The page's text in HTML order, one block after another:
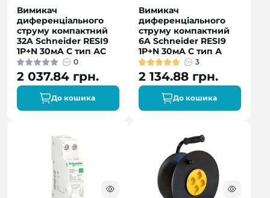
Вимикач
диференціального
струму компактний
32A Schneider RESI9
1P+N 30мA C тип АC
0
2 037.84 грн.
До кошика
Вимикач
диференціального
струму компактний
6A Schneider RESI9
1P+N 30мA C тип А
3
2 134.88 грн.
До кошика